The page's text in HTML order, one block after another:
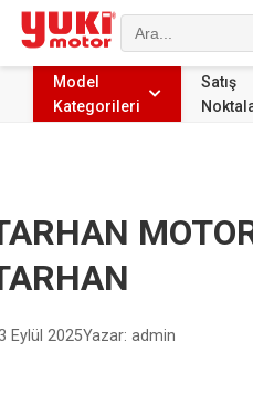
Model
Kategorileri
Satış
Eylül 2025Yazar: admin